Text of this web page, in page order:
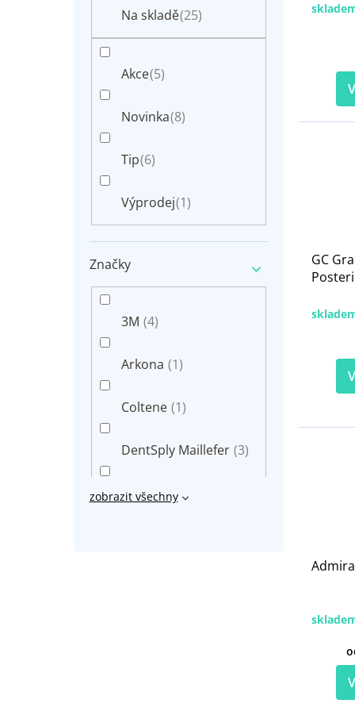
Na skladě(25)
Akce(5)
Novinka(8)
Tip(6)
Výprodej(1)
Značky
3M (4)
Arkona (1)
Coltene (1)
DentSply Maillefer (3)
DiaDent(1)
zobrazit všechny
GC